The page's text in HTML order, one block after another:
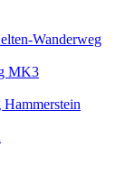
Wanderweg
MK3